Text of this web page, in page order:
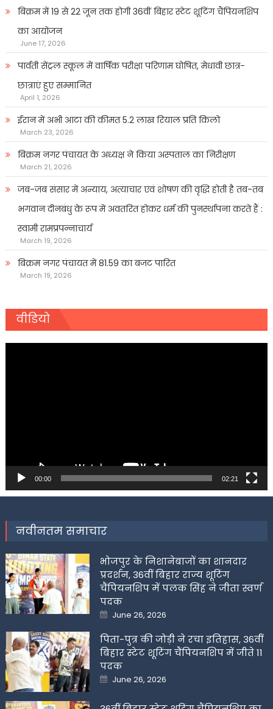
बिक्रम में 19 से 22 जून तक होगी 36वीं बिहार स्टेट शूटिंग चैंपियनशिप
का आयोजन
June 17, 2026
पार्वती सेंट्रल स्कूल में वार्षिक परीक्षा परिणाम घोषित, मेधावी छात्र-
छात्राएं हुए सम्मानित
April 1, 2026
ईरान में अभी आटा की कीमत 5.2 लाख रियाल प्रति किलो
March 23, 2026
बिक्रम नगर पंचायत के अध्यक्ष ने किया अस्पताल का निरीक्षण
March 21, 2026
जब-जब संसार में अन्याय, अत्याचार एवं शोषण की वृद्धि होती है तब-तब
भगवान दीनबंधु के रूप में अवतरित होकर धर्म की पुनर्स्थापना करते हैं :
स्वामी रामप्रपन्नाचार्य
March 19, 2026
बिक्रम नगर पंचायत में 81.59 का बजट पारित
March 19, 2026
वीडियो
00:00 02:21
नवीनतम समाचार
भोजपुर के निशानेबाजों का शानदार
प्रदर्शन, 36वीं बिहार राज्य शूटिंग
चैंपियनशिप में पलक सिंह ने जीता स्वर्ण
पदक
Posted
on
June 26, 2026
पिता-पुत्र की जोड़ी ने रचा इतिहास, 36वीं
बिहार स्टेट शूटिंग चैंपियनशिप में जीते 11
पदक
Posted
on
June 26, 2026